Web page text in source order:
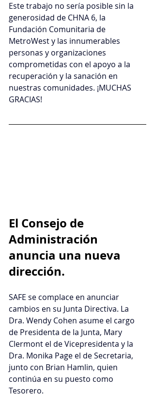
Este trabajo no sería posible sin la
generosidad de CHNA 6, la
Fundación Comunitaria de
MetroWest y las innumerables
personas y organizaciones
comprometidas con el apoyo a la
recuperación y la sanación en
nuestras comunidades. ¡MUCHAS
GRACIAS!
El Consejo de
Administración
anuncia una nueva
dirección.
SAFE se complace en anunciar
cambios en su Junta Directiva. La
Dra. Wendy Cohen asume el cargo
de Presidenta de la Junta, Mary
Clermont el de Vicepresidenta y la
Dra. Monika Page el de Secretaria,
junto con Brian Hamlin, quien
continúa en su puesto como
Tesorero.